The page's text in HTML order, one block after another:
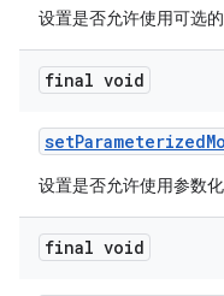
设置是否允许使用可选的
final void
setParameterized
设置是否允许使用参数化
final void